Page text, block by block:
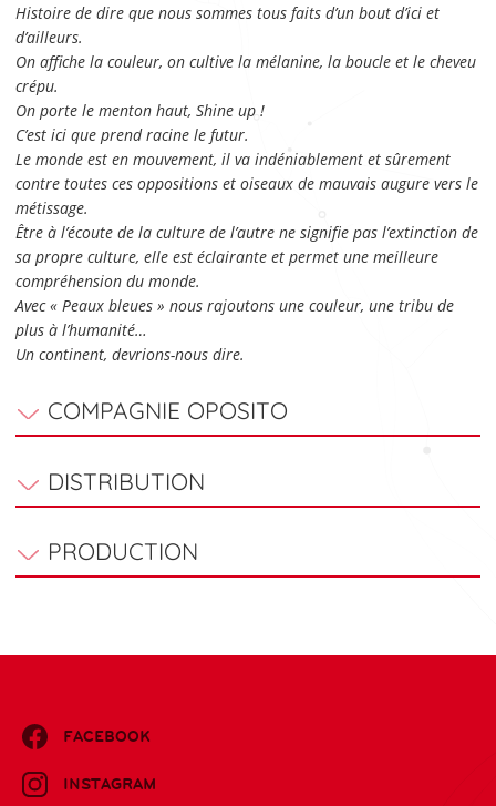
Histoire de dire que nous sommes tous faits d’un bout d’ici et
d’ailleurs.
On affiche la couleur, on cultive la mélanine, la boucle et le cheveu
crépu.
On porte le menton haut, Shine up !
C’est ici que prend racine le futur.
Le monde est en mouvement, il va indéniablement et sûrement
contre toutes ces oppositions et oiseaux de mauvais augure vers le
métissage.
Être à l’écoute de la culture de l’autre ne signifie pas l’extinction de
sa propre culture, elle est éclairante et permet une meilleure
compréhension du monde.
Avec « Peaux bleues » nous rajoutons une couleur, une tribu de
plus à l’humanité…
Un continent, devrions-nous dire.
COMPAGNIE OPOSITO
DISTRIBUTION
PRODUCTION
FACEBOOK
INSTAGRAM